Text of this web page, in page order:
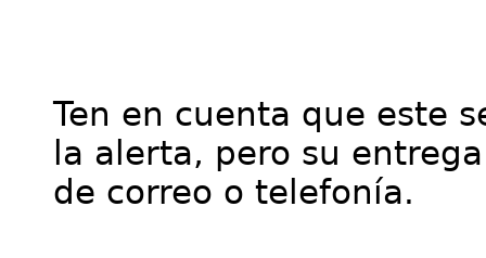
Ten en cuenta que este
la alerta, pero su
de correo o telefonía.